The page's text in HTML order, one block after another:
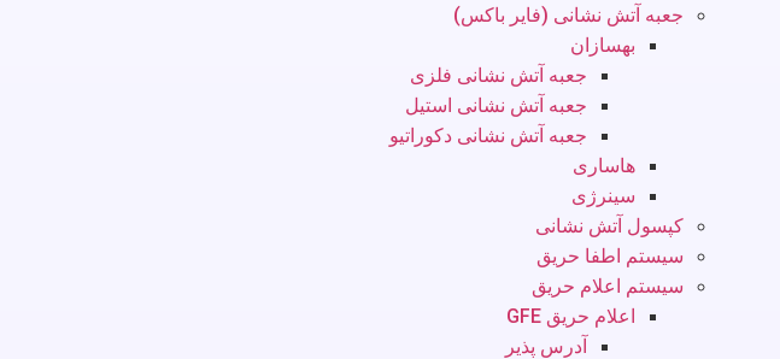
جعبه آتش نشانی (فایر باکس)
بهسازان
جعبه آتش نشانی فلزی
جعبه آتش نشانی استیل
جعبه آتش نشانی دکوراتیو
هاساری
سینرژی
کپسول آتش نشانی
سیستم اطفا حریق
سیستم اعلام حریق
اعلام حریق GFE
آدرس پذیر